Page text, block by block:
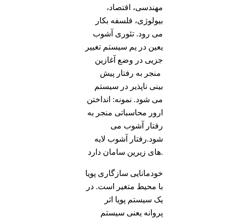
مهندسی، اقتصاد،
بیولوژی، فلسفه بکار
می رود. تئوری آشوب
یعین در یم سیستم تغییر
جزیی در وضع آغازین
منجر به رفتار پیش
بینی ناپذیر در سیستم
می شود. نمونه: انداختن
ارور محاسباتی منجر به
رفتار آشوب می
شود.رفتار آشوب لایه
های زیرین سامان دارد.
خودمانایی سازگاری پویا
با محیط متغیر است. در
یک سیستم پویا اثر
پروانه یعنی سیستم